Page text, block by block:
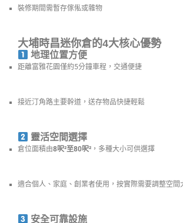
裝修期間需暫存傢俬或雜物
大埔時昌迷你倉的4大核心優勢
地理位置方便
距離富雅花園僅約5分鐘車程，交通便捷
接近汀角路主要幹道，送存物品快捷輕鬆
靈活空間選擇
倉位面積由8呎²至80呎² ，多種大小可供選擇
適合個人、家庭、創業者使用，按實際需要調整空間
安全可靠設施